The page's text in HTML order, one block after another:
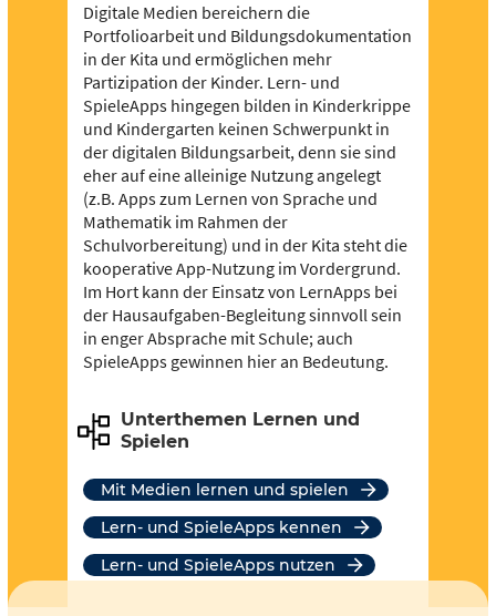
Digitale Medien bereichern die
Portfolioarbeit und Bildungsdokumentation
in der Kita und ermöglichen mehr
Partizipation der Kinder. Lern- und
SpieleApps hingegen bilden in Kinderkrippe
und Kindergarten keinen Schwerpunkt in
der digitalen Bildungsarbeit, denn sie sind
eher auf eine alleinige Nutzung angelegt
(z.B. Apps zum Lernen von Sprache und
Mathematik im Rahmen der
Schulvorbereitung) und in der Kita steht die
kooperative App-Nutzung im Vordergrund.
Im Hort kann der Einsatz von LernApps bei
der Hausaufgaben-Begleitung sinnvoll sein
in enger Absprache mit Schule; auch
SpieleApps gewinnen hier an Bedeutung.
Unterthemen Lernen und
Spielen
Mit Medien lernen und spielen
Lern- und SpieleApps kennen
Lern- und SpieleApps nutzen